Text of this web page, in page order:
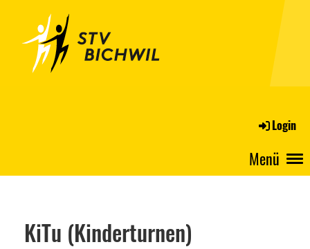
Login
Menü
KiTu (Kinderturnen)